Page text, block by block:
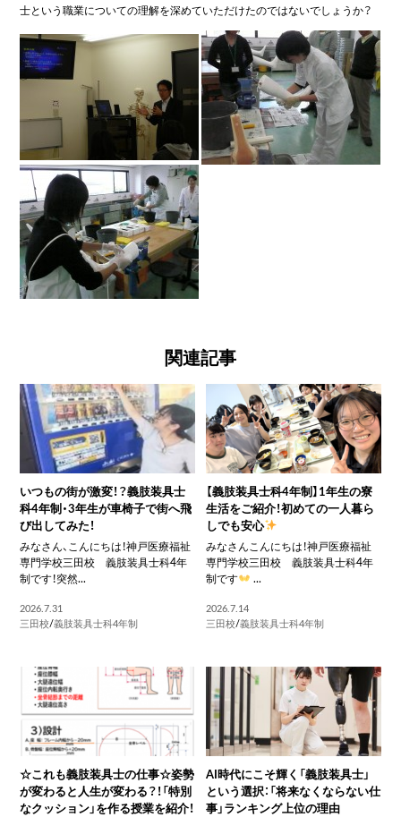
士という職業についての理解を深めていただけたのではないでしょうか？
関連記事
いつもの街が激変！？義肢装具士
科4年制・3年生が車椅子で街へ飛
び出してみた！
みなさん、こんにちは！神戸医療福祉
専門学校三田校 義肢装具士科4年
制です！突然...
2026.7.31
三田校/義肢装具士科4年制
【義肢装具士科4年制】1年生の寮
生活をご紹介！初めての一人暮ら
しでも安心
みなさんこんにちは！神戸医療福祉
専門学校三田校 義肢装具士科4年
制です
...
2026.7.14
三田校/義肢装具士科4年制
☆これも義肢装具士の仕事☆姿勢
が変わると人生が変わる？！「特別
なクッション」を作る授業を紹介！
AI時代にこそ輝く「義肢装具士」
という選択：「将来なくならない仕
事」ランキング上位の理由